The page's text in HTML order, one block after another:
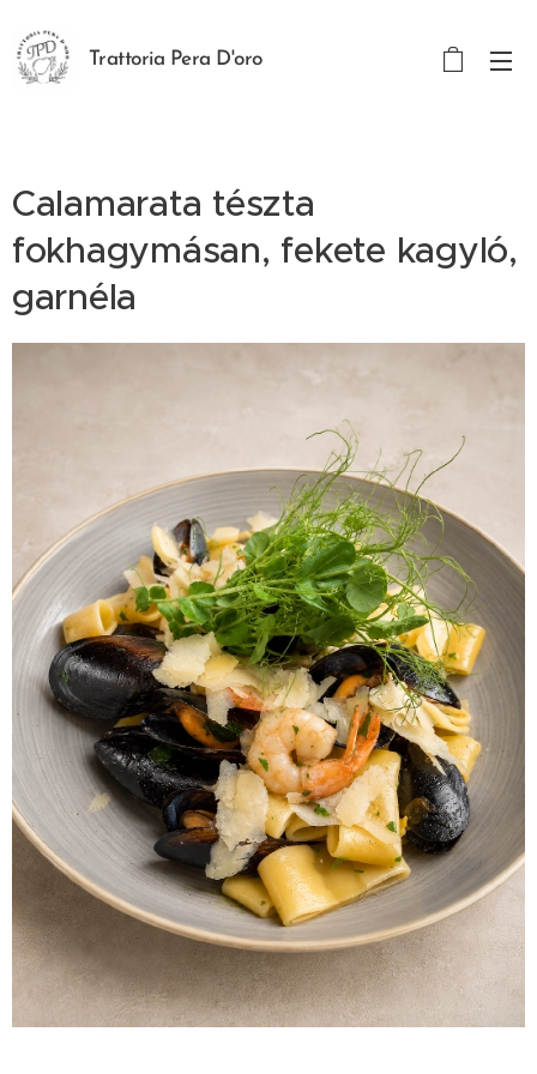
Trattoria Pera D'oro
Calamarata tészta
fokhagymásan, fekete kagyló,
garnéla